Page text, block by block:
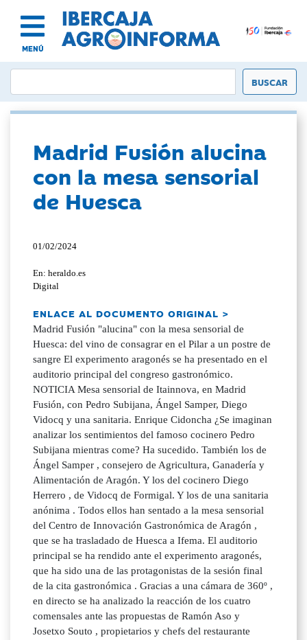
MENÚ
Madrid Fusión alucina
con la mesa sensorial
de Huesca
01/02/2024
En: heraldo.es
Digital
ENLACE AL DOCUMENTO ORIGINAL >
Madrid Fusión "alucina" con la mesa sensorial de
Huesca: del vino de consagrar en el Pilar a un postre de
sangre El experimento aragonés se ha presentado en el
auditorio principal del congreso gastronómico.
NOTICIA Mesa sensorial de Itainnova, en Madrid
Fusión, con Pedro Subijana, Ángel Samper, Diego
Vidocq y una sanitaria. Enrique Cidoncha ¿Se imaginan
analizar los sentimientos del famoso cocinero Pedro
Subijana mientras come? Ha sucedido. También los de
Ángel Samper , consejero de Agricultura, Ganadería y
Alimentación de Aragón. Y los del cocinero Diego
Herrero , de Vidocq de Formigal. Y los de una sanitaria
anónima . Todos ellos han sentado a la mesa sensorial
del Centro de Innovación Gastronómica de Aragón ,
que se ha trasladado de Huesca a Ifema. El auditorio
principal se ha rendido ante el experimento aragonés,
que ha sido una de las protagonistas de la sesión final
de la cita gastronómica . Gracias a una cámara de 360º ,
en directo se ha analizado la reacción de los cuatro
comensales ante las propuestas de Ramón Aso y
Josetxo Souto , propietarios y chefs del restaurante